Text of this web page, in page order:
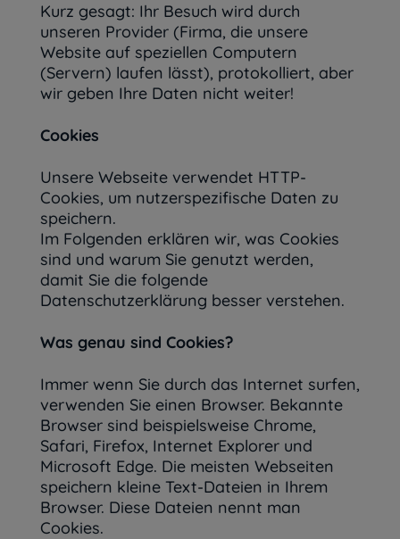
Kurz gesagt: Ihr Besuch wird durch
unseren Provider (Firma, die unsere
Website auf speziellen Computern
(Servern) laufen lässt), protokolliert, aber
wir geben Ihre Daten nicht weiter!
Cookies
Unsere Webseite verwendet HTTP-
Cookies, um nutzerspezifische Daten zu
speichern.
Im Folgenden erklären wir, was Cookies
sind und warum Sie genutzt werden,
damit Sie die folgende
Datenschutzerklärung besser verstehen.
Was genau sind Cookies?
Immer wenn Sie durch das Internet surfen,
verwenden Sie einen Browser. Bekannte
Browser sind beispielsweise Chrome,
Safari, Firefox, Internet Explorer und
Microsoft Edge. Die meisten Webseiten
speichern kleine Text-Dateien in Ihrem
Browser. Diese Dateien nennt man
Cookies.